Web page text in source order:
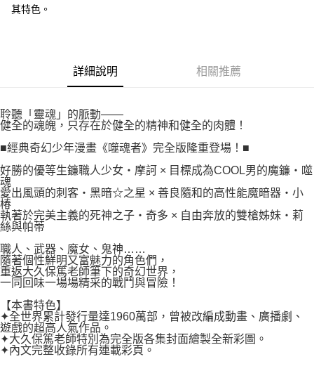
是否繳費成功／繳費後需取消欲退款等相關疑問，請聯繫「AFTEE先享後付
易，需依本服務之必要範圍內提供個人資料，並將交易相關給付款項請求債
https://aftee.tw/terms/#terms3
３．未成年的使用者請事先徵得法定代理人或監護人之同意方可使用
「AFTEE先享後付」，若未經同意申辦者引起之損失，本公司不負相關責
任。
時審查核予不同之上限額度；若仍有額度不足之情形，本公司將視審查結果
５．嚴禁一人註冊多個帳號或使用他人資訊註冊。若發現惡意使用之情形，
恩沛科技股份有限公司將有權停止該用戶之使用額度並採取法律行動。
每筆NT$80，滿NT$500(含以上)免運費
付款後7-11取貨
宅配
每筆NT$100，滿NT$800(含以上)免運費
國家/地區配送 查看運費
其特色。
詳細說明 相關推薦
聆聽「靈魂」的脈動——
健全的魂魄，只存在於健全的精神和健全的肉體！
■經典奇幻少年漫畫《噬魂者》完全版隆重登場！■
好勝的優等生鐮職人少女‧摩訶 × 目標成為COOL男的魔鐮‧噬
魂
愛出風頭的刺客‧黑暗☆之星 × 善良隨和的高性能魔暗器‧小
椿
執著於完美主義的死神之子‧奇多 × 自由奔放的雙槍姊妹‧莉
絲與帕蒂
職人、武器、魔女、鬼神……
隨著個性鮮明又富魅力的角色們，
重返大久保篤老師筆下的奇幻世界，
一同回味一場場精采的戰鬥與冒險！
【本書特色】
✦全世界累計發行量達1960萬部，曾被改編成動畫、廣播劇、
遊戲的超高人氣作品。
✦大久保篤老師特別為完全版各集封面繪製全新彩圖。
✦內文完整收錄所有連載彩頁。